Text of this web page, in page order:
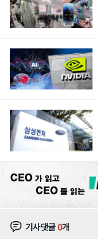
기사댓글0개